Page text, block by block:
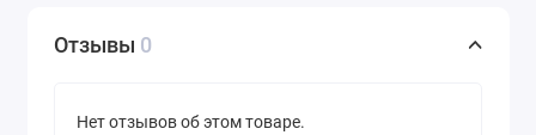
Отзывы 0
Нет отзывов об этом товаре.